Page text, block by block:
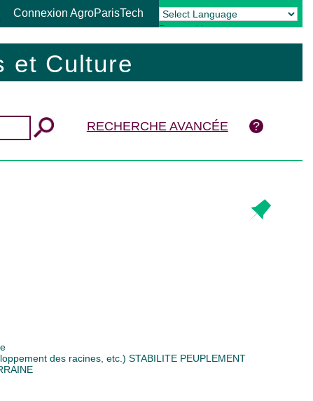
Connexion AgroParisTech
Powered by Translate
et Culture
RECHERCHE AVANCÉE
des racines, etc.) STABILITE PEUPLEMENT